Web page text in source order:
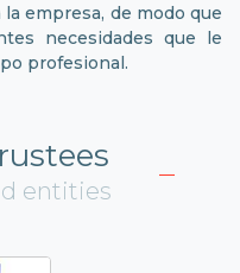
empresa, de modo que
necesidades que le
profesional.
entities